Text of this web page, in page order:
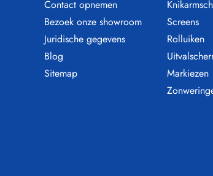
Contact opnemen
Bezoek onze showroom
Juridische gegevens
Blog
Sitemap
Screens
Rolluiken
Markiezen